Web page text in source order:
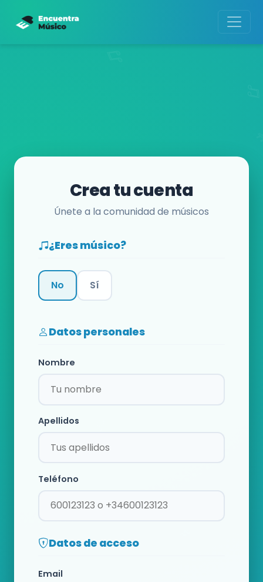
Crea tu cuenta
Únete a la comunidad de músicos
¿Eres músico?
No Sí
Datos personales
Nombre
Apellidos
Teléfono
Datos de acceso
Email